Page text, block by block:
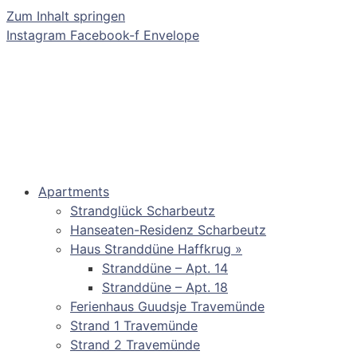
Zum Inhalt springen
Instagram Facebook-f Envelope
Apartments
Strandglück Scharbeutz
Hanseaten-Residenz Scharbeutz
Haus Stranddüne Haffkrug »
Stranddüne – Apt. 14
Stranddüne – Apt. 18
Ferienhaus Guudsje Travemünde
Strand 1 Travemünde
Strand 2 Travemünde